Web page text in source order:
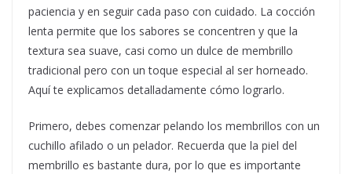
paciencia y en seguir cada paso con cuidado. La cocción
lenta permite que los sabores se concentren y que la
textura sea suave, casi como un dulce de membrillo
tradicional pero con un toque especial al ser horneado.
Aquí te explicamos detalladamente cómo lograrlo.
Primero, debes comenzar pelando los membrillos con un
cuchillo afilado o un pelador. Recuerda que la piel del
membrillo es bastante dura, por lo que es importante